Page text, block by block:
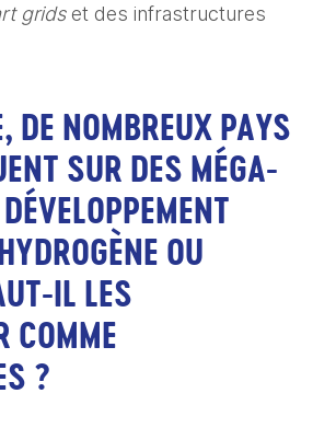
grids et des infrastructures
DE NOMBREUX PAYS
SUR DES MÉGA-
OU
IL LES
COMME
?